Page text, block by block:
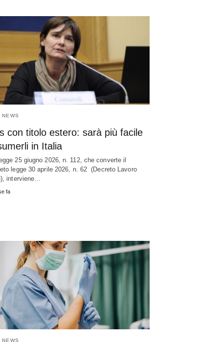
con titolo estero: sarà più facile
in Italia
25 giugno 2026, n. 112, che converte il
legge 30 aprile 2026, n. 62 (Decreto Lavoro
interviene…
fa